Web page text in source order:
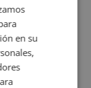
es un
que
ya es
un medio de
en su